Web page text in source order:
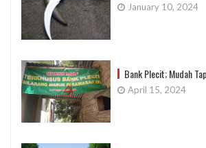
January 10, 2024
Bank Plecit; Mudah
April 15, 2024